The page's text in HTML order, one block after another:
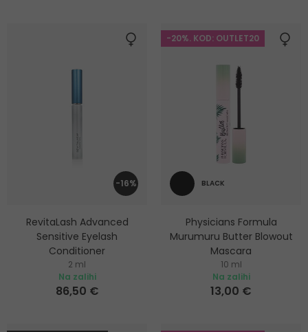
-16%
RevitaLash Advanced
Sensitive Eyelash
Conditioner
Serum za gustoću i rast
trepavica
2 ml
Na zalihi
86,50 €
-20%. KOD: OUTLET20
BLACK
Physicians Formula
Murumuru Butter Blowout
Mascara
Maskara za volumen,
produljenje i njegu trepavica
10 ml
Na zalihi
13,00 €